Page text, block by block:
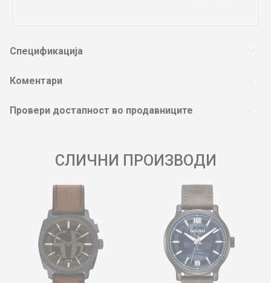
Спецификација
Коментари
Провери достапност во продавниците
СЛИЧНИ ПРОИЗВОДИ